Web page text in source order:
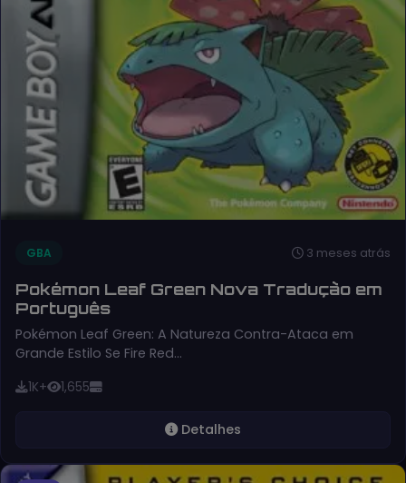
GBA 3 meses atrás
Pokémon Leaf Green Nova Tradução em
Português
Pokémon Leaf Green: A Natureza Contra-Ataca em
Grande Estilo Se Fire Red…
1K+ 1,655
Detalhes